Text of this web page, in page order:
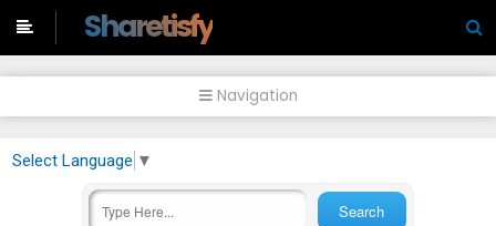
Sharetisfy
Navigation
Select Language ▼